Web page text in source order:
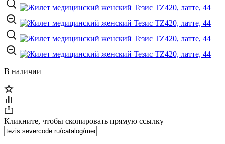
В наличии
Кликните, чтобы скопировать прямую ссылку